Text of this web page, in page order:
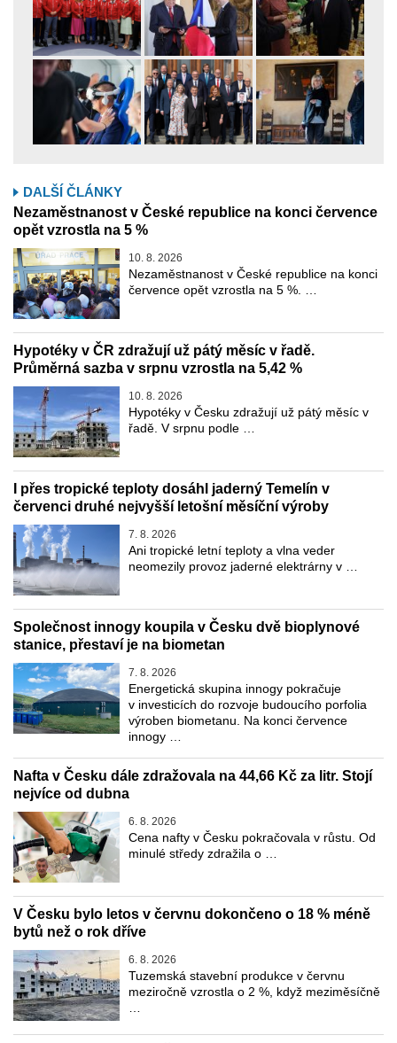
DALŠÍ ČLÁNKY
Nezaměstnanost v České republice na konci července
opět vzrostla na 5 %
10. 8. 2026
Nezaměstnanost v České republice na konci
července opět vzrostla na 5 %. …
Hypotéky v ČR zdražují už pátý měsíc v řadě.
Průměrná sazba v srpnu vzrostla na 5,42 %
10. 8. 2026
Hypotéky v Česku zdražují už pátý měsíc v
řadě. V srpnu podle …
I přes tropické teploty dosáhl jaderný Temelín v
červenci druhé nejvyšší letošní měsíční výroby
7. 8. 2026
Ani tropické letní teploty a vlna veder
neomezily provoz jaderné elektrárny v …
Společnost innogy koupila v Česku dvě bioplynové
stanice, přestaví je na biometan
7. 8. 2026
Energetická skupina innogy pokračuje
v investicích do rozvoje budoucího porfolia
výroben biometanu. Na konci července
innogy …
Nafta v Česku dále zdražovala na 44,66 Kč za litr. Stojí
nejvíce od dubna
6. 8. 2026
Cena nafty v Česku pokračovala v růstu. Od
minulé středy zdražila o …
V Česku bylo letos v červnu dokončeno o 18 % méně
bytů než o rok dříve
6. 8. 2026
Tuzemská stavební produkce v červnu
meziročně vzrostla o 2 %, když meziměsíčně